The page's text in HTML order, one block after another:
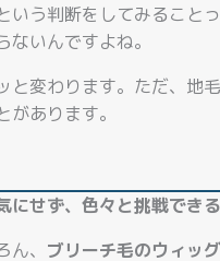
う判断をしてみること
いんですよね。
変わります。ただ、地
あります。
にせず、色々と挑戦できる
、 ブリーチ毛のウィッグ